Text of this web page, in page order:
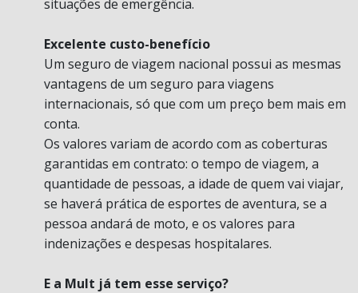
situações de emergência.
Excelente custo-benefício
Um seguro de viagem nacional possui as mesmas
vantagens de um seguro para viagens
internacionais, só que com um preço bem mais em
conta.
Os valores variam de acordo com as coberturas
garantidas em contrato: o tempo de viagem, a
quantidade de pessoas, a idade de quem vai viajar,
se haverá prática de esportes de aventura, se a
pessoa andará de moto, e os valores para
indenizações e despesas hospitalares.
E a Mult já tem esse serviço?